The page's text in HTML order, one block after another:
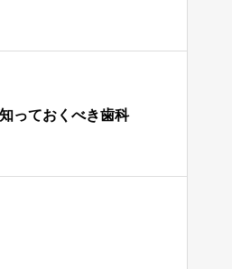
っておくべき歯科